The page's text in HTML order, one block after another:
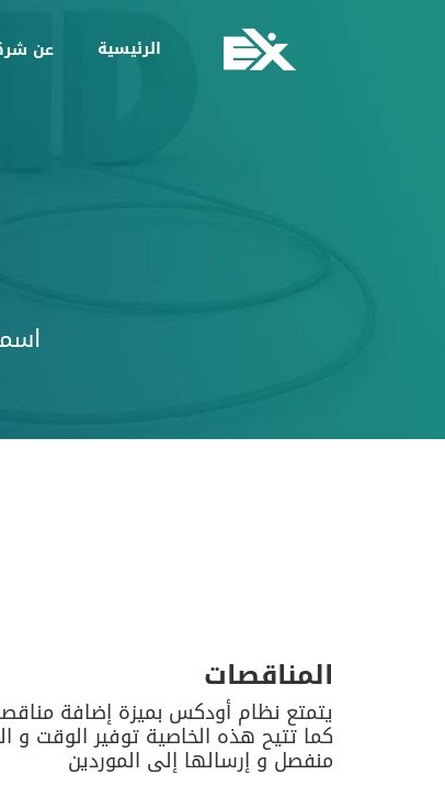
الرئيسية عن
المناقصات
يتمتع نظام أودكس بميزة إضافة
كما تتيح هذه الخاصية توفير الوقت و
منفصل و إرسالها إلى الموردين